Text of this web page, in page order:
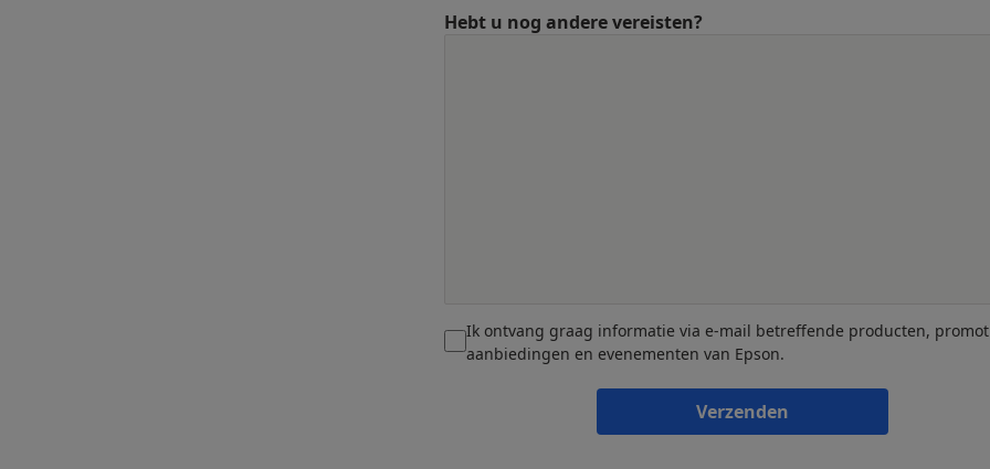
Hebt u nog andere vereisten?
Ik ontvang graag informatie via e-mail betreffende producten,
aanbiedingen en evenementen van Epson.
Verzenden